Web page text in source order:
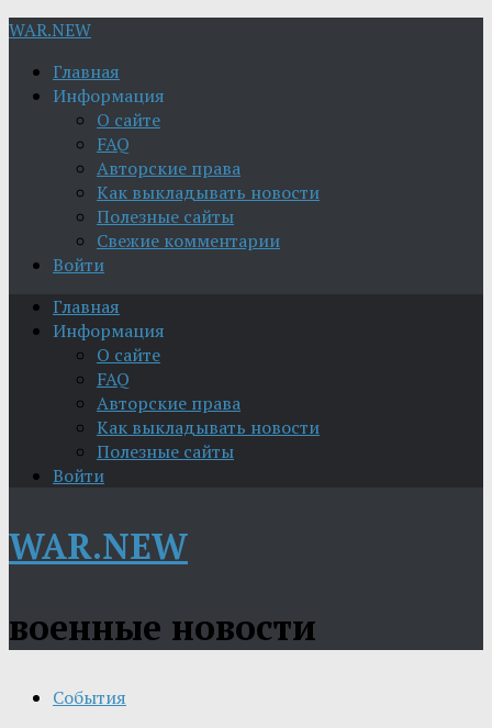
WAR.NEW
Главная
Информация
О сайте
FAQ
Авторские права
Как выкладывать новости
Полезные сайты
Свежие комментарии
Войти
Главная
Информация
О сайте
FAQ
Авторские права
Как выкладывать новости
Полезные сайты
Войти
WAR.NEW
военные новости
События